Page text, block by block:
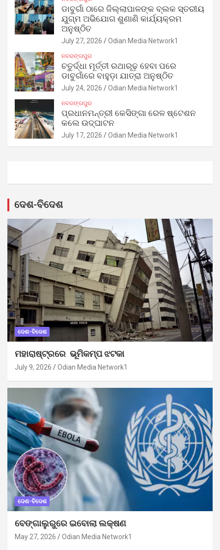
ଡାବୁଗାଁ ଠାରେ ଜିଲ୍ଲାପାଳଙ୍କ ବ୍ଲକ ସ୍ତରୀୟ
ଯୁଗ୍ମ ଅଭିଯୋଗ ଶୁଣାଣି କାର୍ଯ୍ୟକ୍ରମ
ଅନୁଷ୍ଠିତ
July 27, 2026 Odian Media Network1
ନବରଙ୍ଗପୁର
ଚତୁର୍ଦ୍ଧା ମୂର୍ତ୍ତୀ ରଥାରୂଢ଼ ହେବା ପରେ
ଡାବୁଗାଁରେ ବାହୁଡ଼ା ଯାତ୍ରା ଅନୁଷ୍ଠିତ
July 24, 2026 Odian Media Network1
ନବରଙ୍ଗପୁର
ପ୍ରଧାନମନ୍ତ୍ରୀ କେସିଙ୍ଗା ରେଳ ଷ୍ଟେଶନ
କଲେ ଉଦ୍‌ଘାଟନ
July 17, 2026 Odian Media Network1
ଦେଶ-ବିଦେଶ
ଦେଶ-ବିଦେଶ
ମହାରାଷ୍ଟ୍ରରେ ଭୂମିକମ୍ପ ଝଟକା
July 9, 2026 Odian Media Network1
ଦେଶ-ବିଦେଶ
ବେଙ୍ଗାଲୁରୁରେ ଇବୋଲା ଲକ୍ଷଣ
May 27, 2026 Odian Media Network1